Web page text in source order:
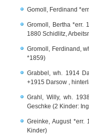
Gomoll, Ferdinand
Gromoll, Bertha *err.
1880 Schidlitz,
Gromoll, Ferdinand,
*1859)
Grabbel, wh. 1914
+1915 Darsow ,
Grahl, Willy, wh.
Geschke (2 Kinder:
Greinke, August *err.
Kinder)